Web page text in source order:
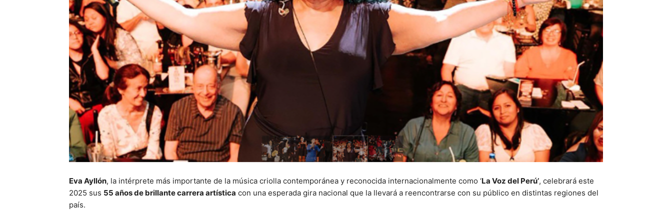
Eva Ayllón, la intérprete más importante de la música criolla contemporánea y reconocida internacionalmente como ‘La Voz del Perú’, celebrará este
2025 sus 55 años de brillante carrera artística con una esperada gira nacional que la llevará a reencontrarse con su público en distintas regiones del
país.